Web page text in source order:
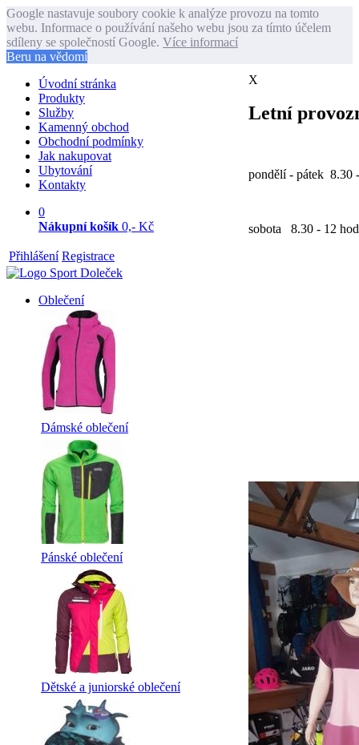
Google nastavuje soubory cookie k analýze provozu na tomto
webu. Informace o používání našeho webu jsou za tímto účelem
sdíleny se společností Google. Více informací
Beru na vědomí
X
Letní
pondělí - pátek 8.30
sobota 8.30 - 12 hod
Úvodní stránka
Produkty
Služby
Kamenný obchod
Obchodní podmínky
Jak nakupovat
Ubytování
Kontakty
0
Nákupní košík 0,- Kč
Přihlášení Registrace
Oblečení
Dámské oblečení
Pánské oblečení
Dětské a juniorské oblečení